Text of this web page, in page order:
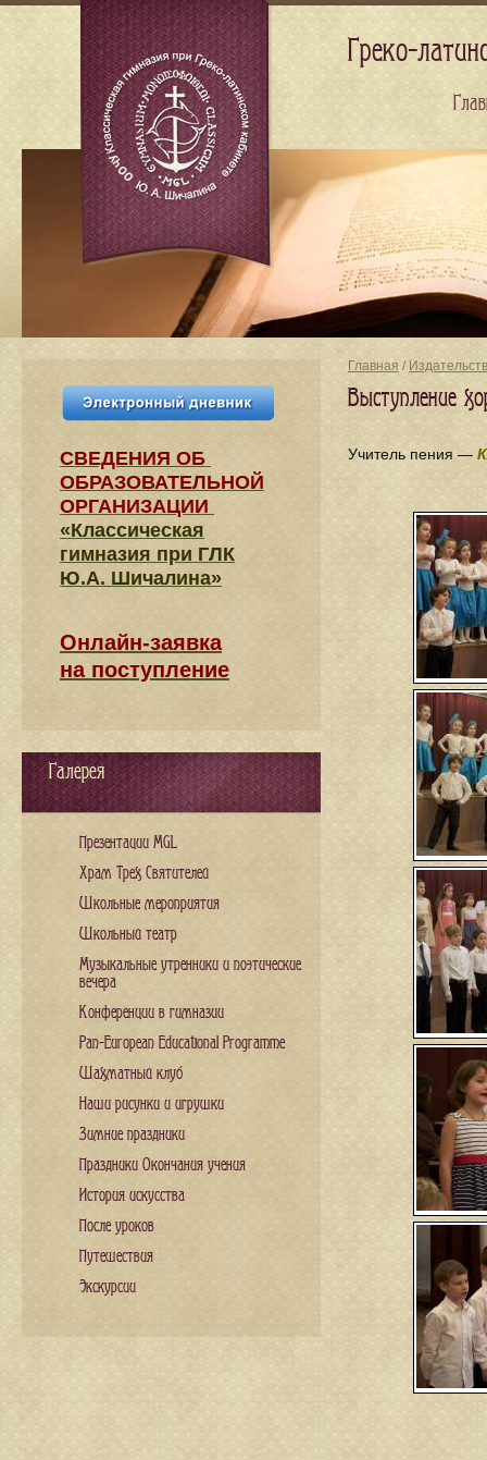
Главная /
Выступление
Учитель пения —
СВЕДЕНИЯ​ ОБ
ОБРАЗОВАТЕЛЬНОЙ
ОРГАНИЗАЦИИ
«Классическая
гимназия при ГЛК
Ю.А. Шичалина»
Онлайн-заявка
на поступление
Галерея
Презентации MGL
Храм Трех Святителей
Школьные мероприятия
Школьный театр
Музыкальные утренники и поэтические
вечера
Конференции в гимназии
Pan-European Educational Programme
Шахматный клуб
Наши рисунки и игрушки
Зимние праздники
Праздники Окончания учения
История искусства
После уроков
Путешествия
Экскурсии
Греко-